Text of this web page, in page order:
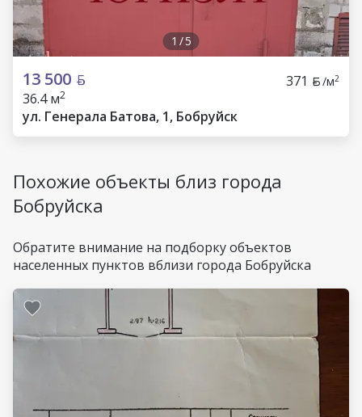
1 /5
13 500 371 /м2
36.4 м2
ул. Генерала Батова, 1, Бобруйск
Похожие объекты близ города
Бобруйска
Обратите внимание на подборку объектов
населенных пунктов вблизи города Бобруйска